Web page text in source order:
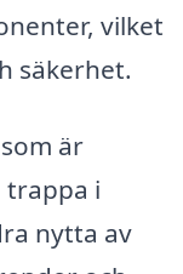
vilket
säkerhet.
är
trappa i
nytta av